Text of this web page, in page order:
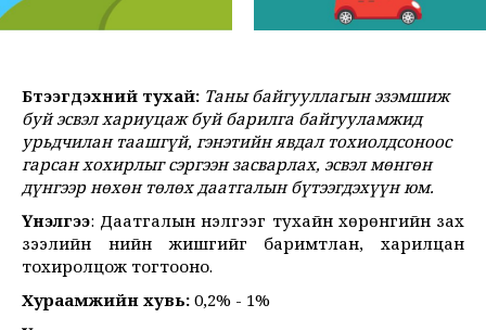
Бүтээгдэхүүний тухай: Таны байгууллагын эзэмшиж
буй эсвэл хариуцаж буй барилга байгууламжид
урьдчилан таашгүй, гэнэтийн явдал тохиолдсоноос
гарсан хохирлыг сэргээн засварлах, эсвэл мөнгөн
дүнгээр нөхөн төлөх даатгалын бүтээгдэхүүн юм.
Үнэлгээ: Даатгалын үнэлгээг тухайн хөрөнгийн зах
зээлийн үнийн жишгийг баримтлан, харилцан
тохиролцож тогтооно.
Хураамжийн хувь: 0,2% - 1%